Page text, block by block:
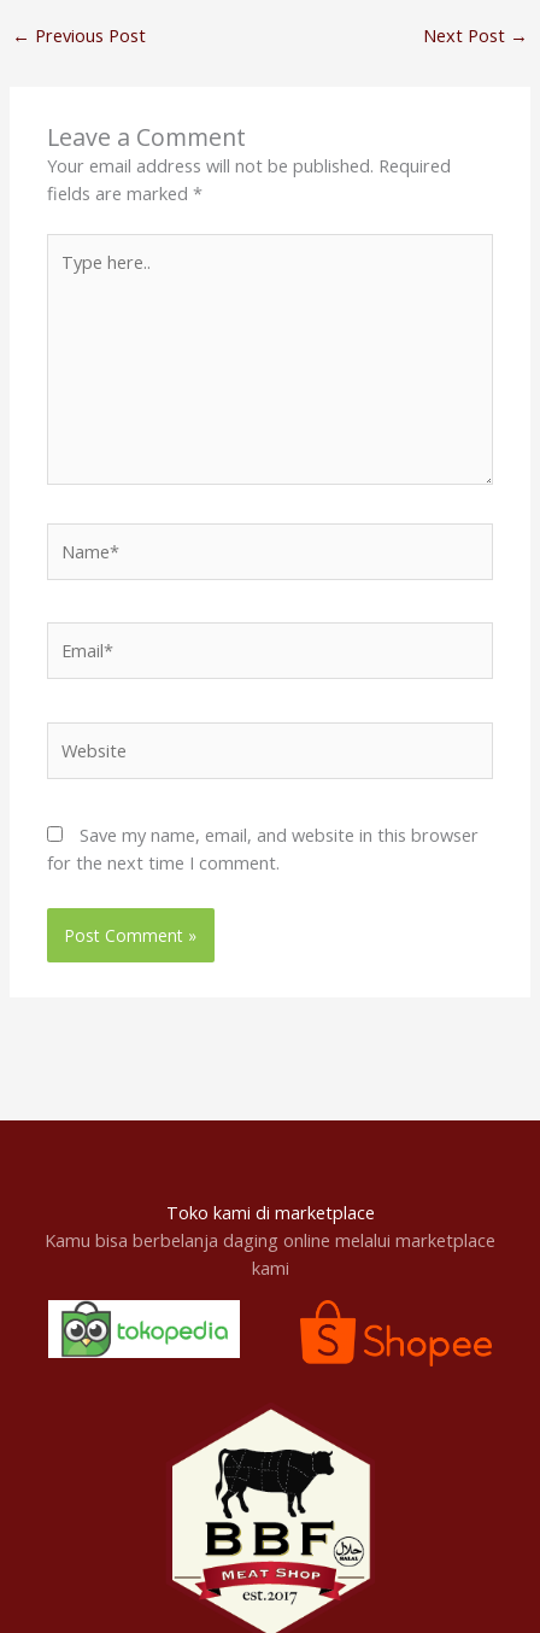
← Previous Post Next Post →
Leave a Comment
Your email address will not be published. Required
fields are marked*
here..
Save my name, email, and website in this browser
for the next time I comment.
Toko kami di marketplace
Kamu bisa berbelanja daging online melalui marketplace
kami